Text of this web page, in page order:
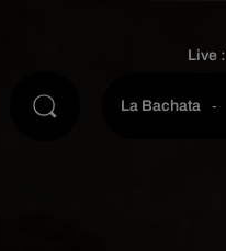
Live :
La Bachata -